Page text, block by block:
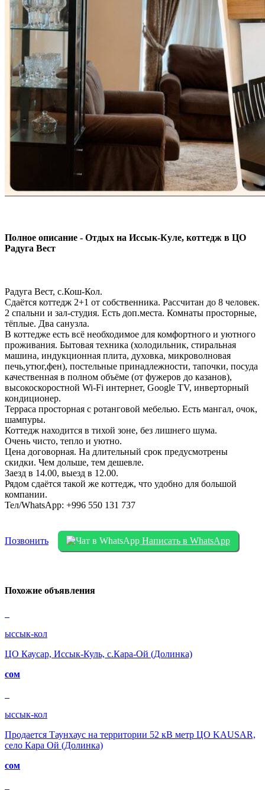
Полное описание - Отдых на Иссык-Куле, коттедж в ЦО
Радуга Вест
Радуга Вест, с.Кош-Кол.
Сдаётся коттедж 2+1 от собственника. Рассчитан до 8 человек.
2 спальни и зал-студия. Есть доп.места. Комнаты просторные,
тёплые. Два санузла.
В коттедже есть всё необходимое для комфортного и уютного
проживания. Бытовая техника (холодильник, стиральная
машина, индукционная плита, духовка, микроволновая
печь,утюг,фен), постельные принадлежности, тапочки, посуда
качественная в полном объёме (от фужеров до казанов),
высокоскоростной Wi-Fi интернет, Google TV, инверторный
кондиционер.
Терраса просторная с ротанговой мебелью. Есть мангал, очок,
шампуры.
Коттедж находится в тихой зоне, без лишнего шума.
Очень чисто, тепло и уютно.
Цена договорная. На длительный срок предусмотрены
скидки. Чем дольше, тем дешевле.
Заезд в 14.00, выезд в 12.00.
Рядом сдаётся такой же коттедж, что удобно для большой
компании.
Тел/WhatsApp: +996 550 131 737
Позвонить Написать в WhatsApp
Похожие объявления
ыссык-кол
ЦО Каусар, Иссык-Куль, с.Кара-Ой (Долинка)
сом
ыссык-кол
Продается Таунхаус на территории 52 кВ метр ЦО KAUSAR,
село Кара Ой (Долинка)
сом